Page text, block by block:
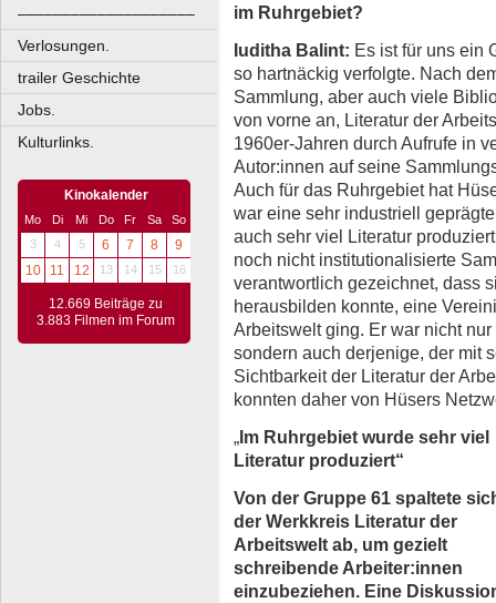
––––––––––––––––––––
Verlosungen.
trailer Geschichte
Jobs.
Kulturlinks.
Kinokalender
Mo Di Mi Do Fr Sa
So
3
4 5 6 7 8
9
10
11 12 13 14 15 16
12.669 Beiträge zu
3.883 Filmen im Forum
im Ruhrgebiet?
Iuditha Balint: Es ist für uns ein
so hartnäckig verfolgte. Nach
Sammlung, aber auch viele
von vorne an, Literatur der
1960er-Jahren durch Aufrufe in
Autor:innen auf seine
Auch für das Ruhrgebiet hat
war eine sehr industriell
auch sehr viel Literatur
noch nicht institutionalisierte
verantwortlich gezeichnet, dass
herausbilden konnte, eine
Arbeitswelt ging. Er war nicht
sondern auch derjenige, der mit
Sichtbarkeit der Literatur der
konnten daher von Hüsers
„Im Ruhrgebiet wurde sehr viel
Literatur produziert“
Von der Gruppe 61 spaltete
der Werkkreis Literatur der
Arbeitswelt ab, um gezielt
schreibende Arbeiter:innen
einzubeziehen. Eine